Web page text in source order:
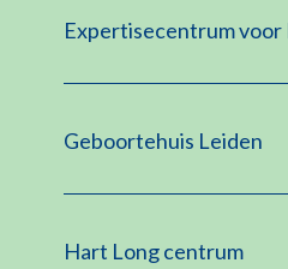
Expertisecentrum voor
Geboortehuis Leiden
Hart Long centrum